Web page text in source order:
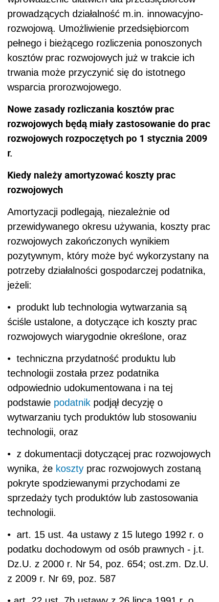
prowadzących działalność m.in. innowacyjno-
rozwojową. Umożliwienie przedsiębiorcom
pełnego i bieżącego rozliczenia ponoszonych
kosztów prac rozwojowych już w trakcie ich
trwania może przyczynić się do istotnego
wsparcia prorozwojowego.
Nowe zasady rozliczania kosztów prac
rozwojowych będą miały zastosowanie do prac
rozwojowych rozpoczętych po 1 stycznia 2009
r.
Kiedy należy amortyzować koszty prac
rozwojowych
Amortyzacji podlegają, niezależnie od
przewidywanego okresu używania, koszty prac
rozwojowych zakończonych wynikiem
pozytywnym, który może być wykorzystany na
potrzeby działalności gospodarczej podatnika,
jeżeli:
• produkt lub technologia wytwarzania są
ściśle ustalone, a dotyczące ich koszty prac
rozwojowych wiarygodnie określone, oraz
• techniczna przydatność produktu lub
technologii została przez podatnika
odpowiednio udokumentowana i na tej
podstawie podatnik podjął decyzję o
wytwarzaniu tych produktów lub stosowaniu
technologii, oraz
• z dokumentacji dotyczącej prac rozwojowych
wynika, że koszty prac rozwojowych zostaną
pokryte spodziewanymi przychodami ze
sprzedaży tych produktów lub zastosowania
technologii.
• art. 15 ust. 4a ustawy z 15 lutego 1992 r. o
podatku dochodowym od osób prawnych - j.t.
Dz.U. z 2000 r. Nr 54, poz. 654; ost.zm. Dz.U.
z 2009 r. Nr 69, poz. 587